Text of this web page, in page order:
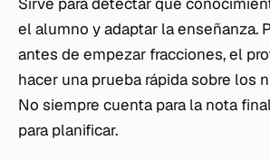
el alumno y adaptar la enseñanza.
antes de empezar fracciones, el
hacer una prueba rápida sobre los
No siempre cuenta para la nota
para planificar.